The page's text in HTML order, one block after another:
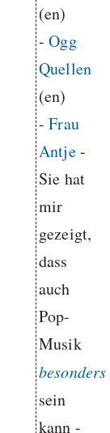
(en)
-Ogg
Quellen
(en)
-Frau
Antje-
Sie hat
mir
gezeigt,
dass
auch
Pop-
Musik
besonders
sein
kann -